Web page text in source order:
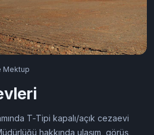
Mektup
T‑Tipi kapalı/açık cezaevi
hakkında ulaşım, görüş,